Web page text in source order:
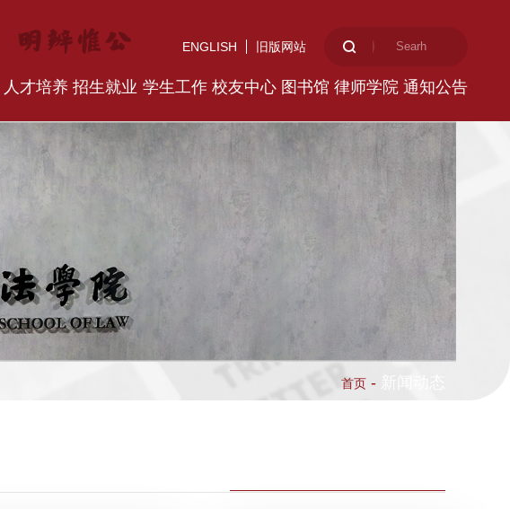
ENGLISH 旧版网站
人才培养 招生就业 学生工作 校友中心 图书馆 律师学院 通知公告
首页 -